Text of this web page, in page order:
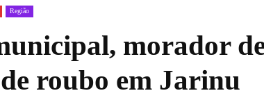
Região
morador
roubo em Jarinu